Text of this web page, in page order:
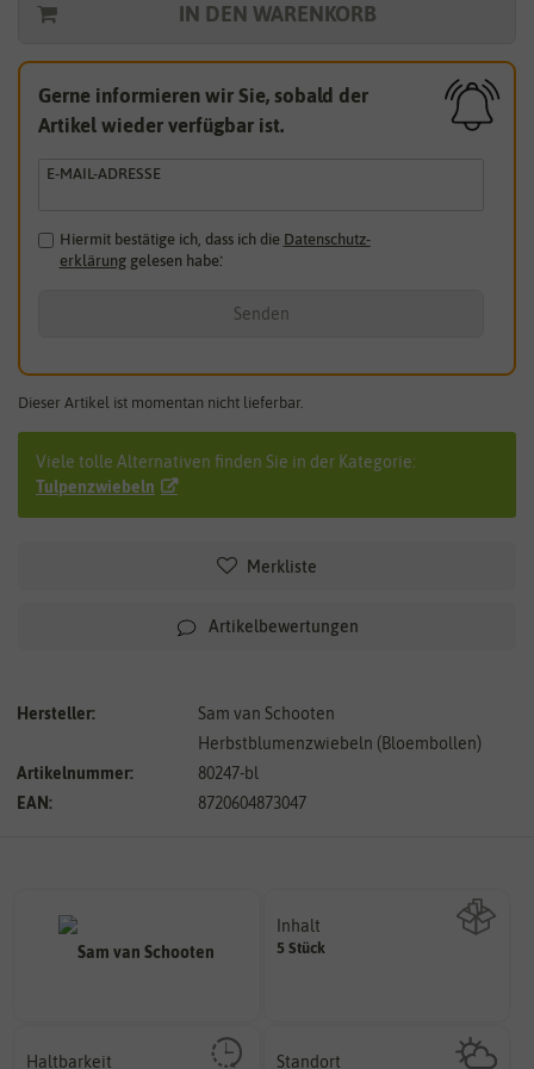
IN DEN WARENKORB
Gerne informieren wir Sie, sobald der
Artikel wieder verfügbar ist.
E-MAIL-ADRESSE
Hiermit bestätige ich, dass ich die Daten­schutz­
erklärunggelesen habe.*
Senden
Dieser Artikel ist momentan nicht lieferbar.
Viele tolle Alternativen finden Sie in der Kategorie:
Tulpenzwiebeln
Merkliste
Artikelbewertungen
Hersteller:
Sam van Schooten
Herbstblumenzwiebeln (Bloembollen)
Artikelnummer:
80247-bl
EAN:
8720604873047
Inhalt
5 StückWie viel ist enthalten
Haltbarkeit Standort